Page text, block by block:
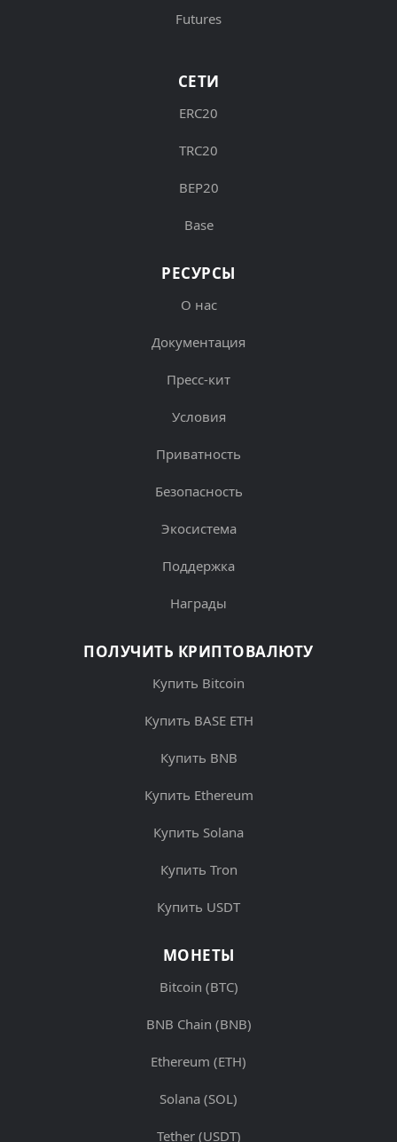
Futures
СЕТИ
ERC20
TRC20
BEP20
Base
РЕСУРСЫ
О нас
Документация
Пресс-кит
Условия
Приватность
Безопасность
Экосистема
Поддержка
Награды
ПОЛУЧИТЬ КРИПТОВАЛЮТУ
Купить Bitcoin
Купить BASE ETH
Купить BNB
Купить Ethereum
Купить Solana
Купить Tron
Купить USDT
МОНЕТЫ
Bitcoin (BTC)
BNB Chain (BNB)
Ethereum (ETH)
Solana (SOL)
Tether (USDT)